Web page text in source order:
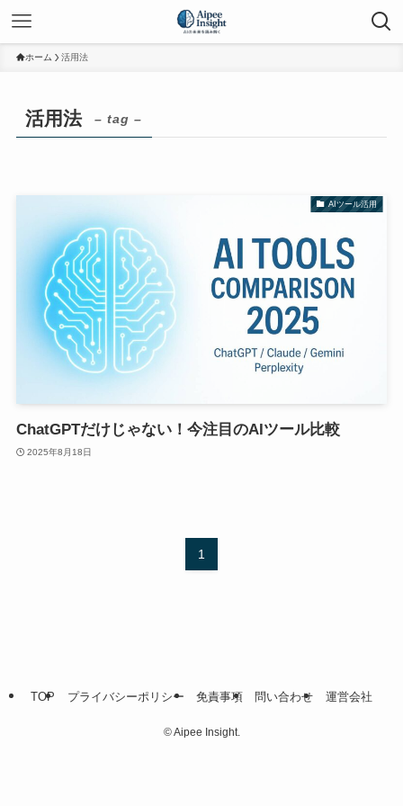
ホーム 活用法
活用法 – tag –
AIツール活用
ChatGPTだけじゃない！今注目のAIツール比較
2025年8月18日
1
TOP プライバシーポリシー 免責事項 問い合わせ 運営会社
©Aipee Insight.